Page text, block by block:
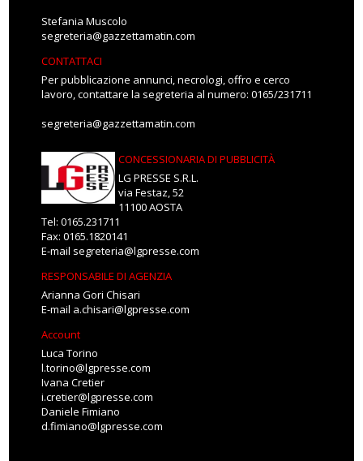
Stefania Muscolo
segreteria@gazzettamatin.com
CONTATTACI
Per pubblicazione annunci, necrologi, offro e cerco
lavoro, contattare la segreteria al numero: 0165/231711
segreteria@gazzettamatin.com
CONCESSIONARIA DI PUBBLICITÀ
LG PRESSE S.R.L.
via Festaz, 52
11100 AOSTA
Tel: 0165.231711
Fax: 0165.1820141
E-mail segreteria@lgpresse.com
RESPONSABILE DI AGENZIA
Arianna Gori Chisari
E-mail a.chisari@lgpresse.com
Account
Luca Torino
l.torino@lgpresse.com
Ivana Cretier
i.cretier@lgpresse.com
Daniele Fimiano
d.fimiano@lgpresse.com